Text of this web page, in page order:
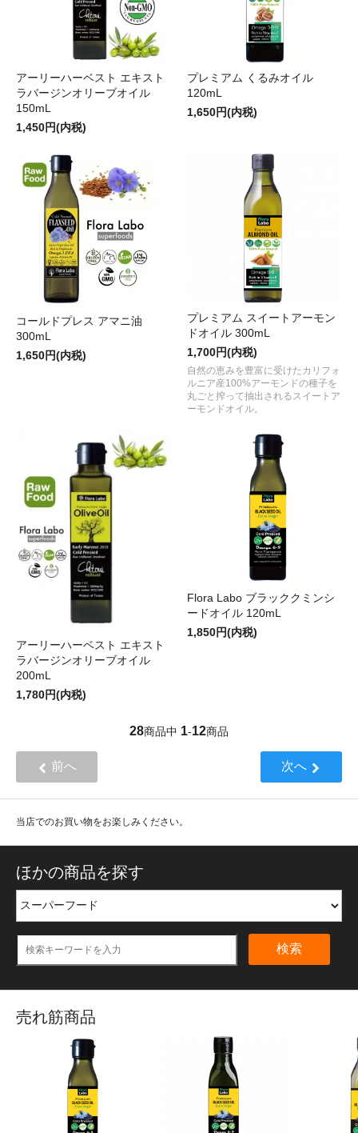
アーリーハーベスト エキスト
ラバージンオリーブオイル
150mL
1,450円(内税)
プレミアム くるみオイル
120mL
1,650円(内税)
コールドプレス アマニ油
300mL
1,650円(内税)
プレミアム スイートアーモン
ドオイル 300mL
1,700円(内税)
自然の恵みを豊富に受けたカリフォ
ルニア産100%アーモンドの種子を
丸ごと搾って抽出されるスイートア
ーモンドオイル。
アーリーハーベスト エキスト
ラバージンオリーブオイル
200mL
1,780円(内税)
Flora Labo ブラッククミンシ
ードオイル 120mL
1,850円(内税)
28商品中 1-12商品
前へ 次へ
当店でのお買い物をお楽しみください。
ほかの商品を探す
検索
売れ筋商品